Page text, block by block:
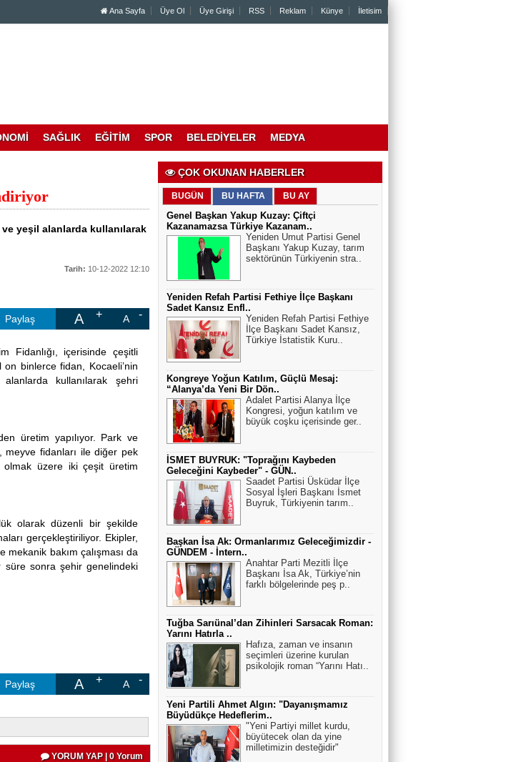
Ana Sayfa Üye Ol Üye Girişi RSS Reklam Künye İletisim
SAĞLIK EĞİTİM SPOR BELEDİYELER MEDYA
yeşil alanlarda kullanılarak
Tarih: 10-12-2022 12:10
Paylaş A A
Fidanlığı, içerisinde çeşitli
on binlerce fidan, Kocaeli’nin
kullanılarak şehri
üretim yapılıyor. Park ve
meyve fidanları ile diğer pek
olmak üzere iki çeşit üretim
olarak düzenli bir şekilde
gerçekleştiriliyor. Ekipler,
bakım çalışması da
süre sonra şehir genelindeki
Paylaş A A
YORUM YAP | 0 Yorum
ÇOK OKUNAN HABERLER
BUGÜN BU HAFTA BU AY
Genel Başkan Yakup Kuzay: Çiftçi
Kazanamazsa Türkiye Kazanam..
Yeniden Umut Partisi Genel
Başkanı Yakup Kuzay, tarım
sektörünün Türkiyenin stra..
Yeniden Refah Partisi Fethiye İlçe Başkanı
Sadet Kansız Enfl..
Yeniden Refah Partisi Fethiye
İlçe Başkanı Sadet Kansız,
Türkiye İstatistik Kuru..
Kongreye Yoğun Katılım, Güçlü Mesaj:
“Alanya’da Yeni Bir Dön..
Adalet Partisi Alanya İlçe
Kongresi, yoğun katılım ve
büyük coşku içerisinde ger..
İSMET BUYRUK: "Toprağını Kaybeden
Geleceğini Kaybeder" - GÜN..
Saadet Partisi Üsküdar İlçe
Sosyal İşleri Başkanı İsmet
Buyruk, Türkiyenin tarım..
Başkan İsa Ak: Ormanlarımız Geleceğimizdir -
GÜNDEM - İntern..
Anahtar Parti Mezitli İlçe
Başkanı İsa Ak, Türkiye’nin
farklı bölgelerinde peş p..
Tuğba Sarıünal’dan Zihinleri Sarsacak Roman:
Yarını Hatırla ..
Hafıza, zaman ve insanın
seçimleri üzerine kurulan
psikolojik roman “Yarını Hatı..
Yeni Partili Ahmet Algın: "Dayanışmamız
Büyüdükçe Hedeflerim..
"Yeni Partiyi millet kurdu,
büyütecek olan da yine
milletimizin desteğidir"